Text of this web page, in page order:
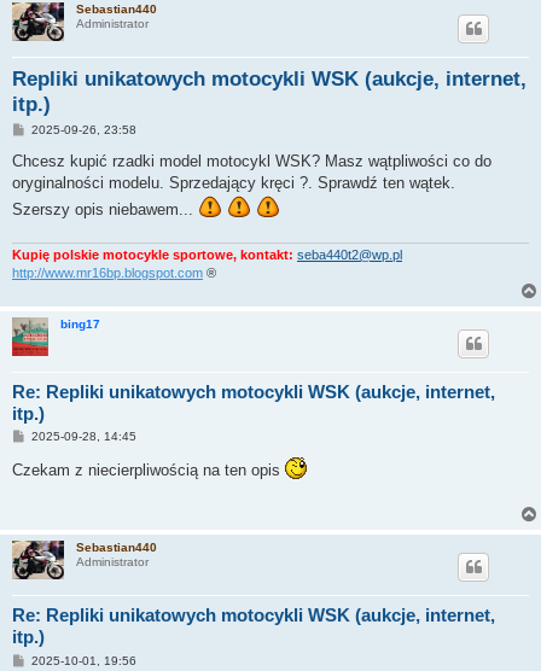
Sebastian440
Administrator
Repliki unikatowych motocykli WSK (aukcje, internet,
itp.)
P
s
2025-09-26, 23:58
Chcesz kupić rzadki model motocykl WSK? Masz wątpliwości co do
oryginalności modelu. Sprzedający kręci ?. Sprawdź ten wątek.
Szerszy opis niebawem...
Kupię polskie motocykle sportowe, kontakt: seba440t2@wp.pl
http://www.mr16bp.blogspot.com ®
bing17
Re: Repliki unikatowych motocykli WSK (aukcje, internet,
itp.)
P
s
t
2025-09-28, 14:45
Czekam z niecierpliwością na ten opis
Sebastian440
Administrator
Re: Repliki unikatowych motocykli WSK (aukcje, internet,
itp.)
P2025-10-01, 19:56